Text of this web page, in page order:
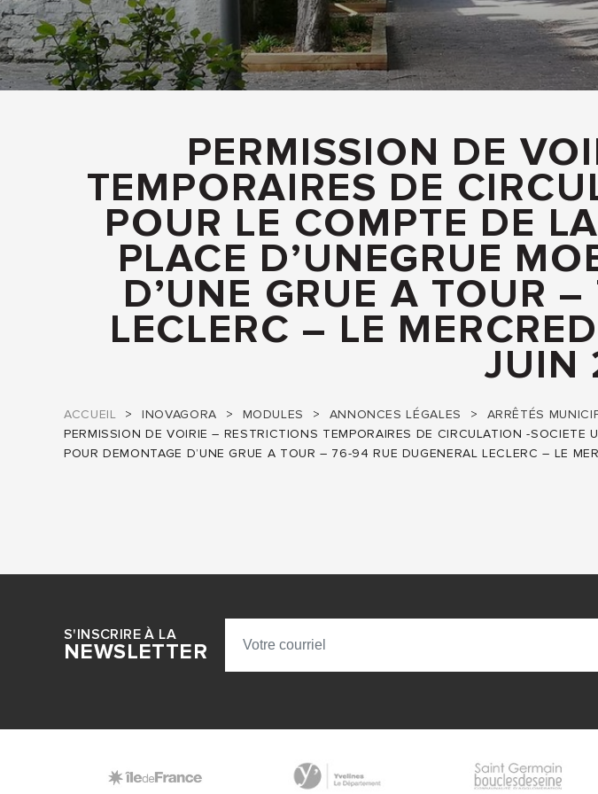
PERMISSION DE
TEMPORAIRES DE
POUR LE COMPTE DE
PLACE D’UNEGRUE
D’UNE GRUE A TOUR
LECLERC – LE
JUIN
ACCUEIL INOVAGORA MODULES ANNONCES LÉGALES
ARRÊTÉS
PERMISSION DE VOIRIE – RESTRICTIONS TEMPORAIRES DE CIRCULATION -SOCIETE
POUR DEMONTAGE D’UNE GRUE A TOUR – 76-94 RUE DUGENERAL LECLERC – LE
S'INSCRIRE À LA
NEWSLETTER